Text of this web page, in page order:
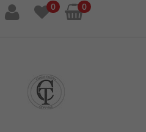
0 0